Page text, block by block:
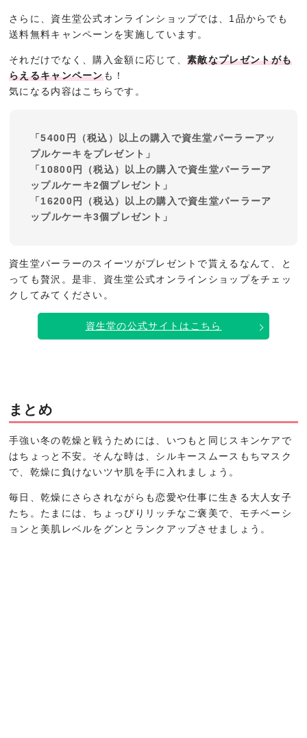
さらに、資生堂公式オンラインショップでは、1品からでも
送料無料キャンペーンを実施しています。
それだけでなく、購入金額に応じて、素敵なプレゼントがも
らえるキャンペーンも！
気になる内容はこちらです。
「5400円（税込）以上の購入で資生堂パーラーアッ
プルケーキをプレゼント」
「10800円（税込）以上の購入で資生堂パーラーア
ップルケーキ2個プレゼント」
「16200円（税込）以上の購入で資生堂パーラーア
ップルケーキ3個プレゼント」
資生堂パーラーのスイーツがプレゼントで貰えるなんて、と
っても贅沢。是非、資生堂公式オンラインショップをチェッ
クしてみてください。
資生堂の公式サイトはこちら
まとめ
手強い冬の乾燥と戦うためには、いつもと同じスキンケアで
はちょっと不安。そんな時は、シルキースムースもちマスク
で、乾燥に負けないツヤ肌を手に入れましょう。
毎日、乾燥にさらされながらも恋愛や仕事に生きる大人女子
たち。たまには、ちょっぴりリッチなご褒美で、モチベーシ
ョンと美肌レベルをグンとランクアップさせましょう。